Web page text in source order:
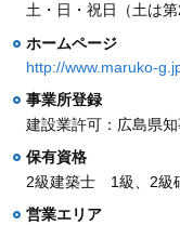
土・日・祝日（土は第
ホームページ
http://www.maruko-
事業所登録
建設業許可：広島県
保有資格
2級建築士 1級、2級
営業エリア